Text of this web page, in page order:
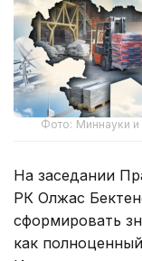
Фото: Миннауки
На заседании
РК Олжас
сформировать
как